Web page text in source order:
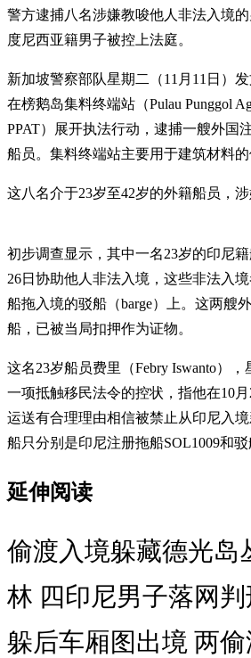
警方逮捕八名涉嫌教唆他人非法入境
度尼西亚籍男子被控上法庭。
新加坡警察部队星期二（11月11日）
在榜鹅岛集料终端站（Pulau Punggol
PPAT）展开执法行动，逮捕一艘外国
船员。集料终端站主要用于建筑材料的
这八名介于23岁至42岁的外籍船员，
初步调查显示，其中一名23岁的印尼籍
26日协助他人非法入境，这些非法入
船拖入境的驳船（barge）上。这两艘
船，已被当局扣押作为证物。
这名23岁船员费里（Febry Iswanto）
一项抵触移民法令的控状，指他在10月
运送有合理理由相信被禁止从印尼入
船只分别是印尼注册拖船SOL1009和驳
延伸阅读
偷渡入境躲藏德光岛
林 四印尼男子落网判
躲后车厢图出境 两偷